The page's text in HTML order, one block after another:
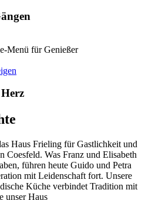
Menü für Genießer
Haus Frieling für Gastlichkeit und
Coesfeld. Was Franz und Elisabeth
führen heute Guido und Petra
mit Leidenschaft fort. Unsere
Küche verbindet Tradition mit
unser Haus